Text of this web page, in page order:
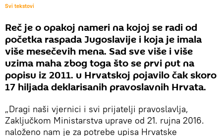
Svi tekstovi
Reč je o opakoj nameri na kojoj se radi od
početka raspada Jugoslavije i koja je imala
više mesečevih mena. Sad sve više i više
uzima maha zbog toga što se prvi put na
popisu iz 2011. u Hrvatskoj pojavilo čak skoro
17 hiljada deklarisanih pravoslavnih Hrvata.
„Dragi naši vjernici i svi prijatelji pravoslavlja,
Zaključkom Ministarstva uprave od 21. rujna 2016.
naloženo nam je za potrebe upisa Hrvatske